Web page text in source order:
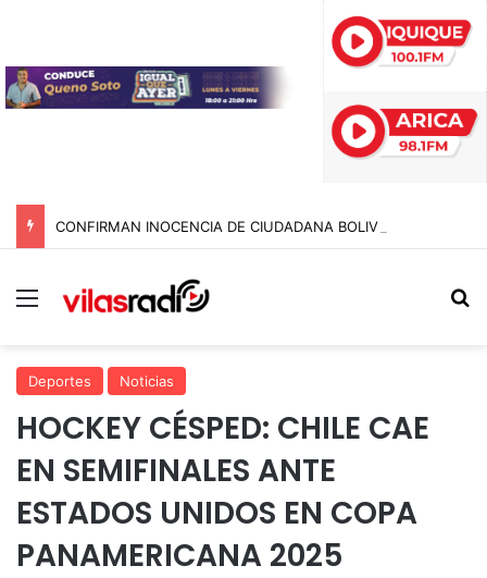
Menú
Deportes Noticias
HOCKEY CÉSPED: CHILE CAE
EN SEMIFINALES ANTE
ESTADOS UNIDOS EN COPA
PANAMERICANA 2025